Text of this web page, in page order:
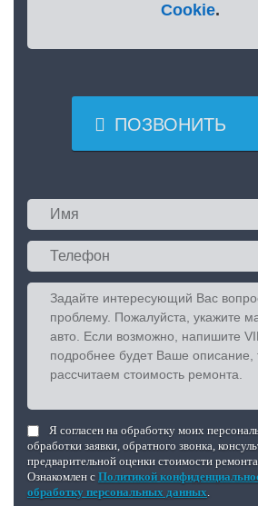
Cookie.
 ПОЗВОНИТЬ
Я согласен на обработку моих
обработки заявки, обратного звонка,
предварительной оценки стоимости
Ознакомлен с Политикой
обработку персональных данных.